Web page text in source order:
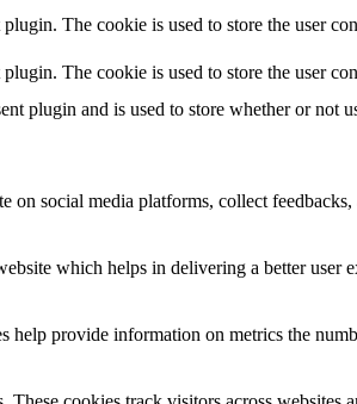
The cookie is used to store the user
The cookie is used to store the user
plugin and is used to store whether or not
social media platforms, collect
which helps in delivering a better user
provide information on metrics the